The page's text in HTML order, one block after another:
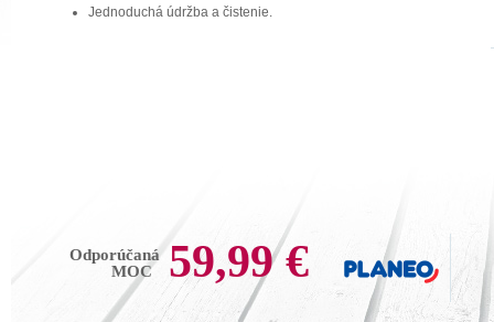
Jednoduchá údržba a čistenie.
Odporúčaná
MOC
59,99 €